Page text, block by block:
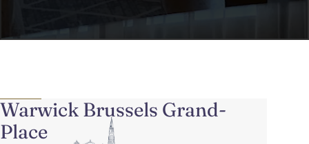
Warwick Brussels Grand-
Place